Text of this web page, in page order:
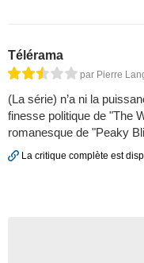
Télérama
par Pierre
(La série) n’a ni la
finesse politique de "The
romanesque de "Peaky
La critique complète est